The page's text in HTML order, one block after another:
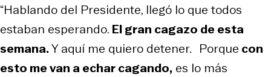
“Hablando del Presidente, llegó lo que todos
estaban esperando. El gran cagazo de esta
semana.Y aquí me quiero detener. Porque con
esto me van a echar cagando, es lo más